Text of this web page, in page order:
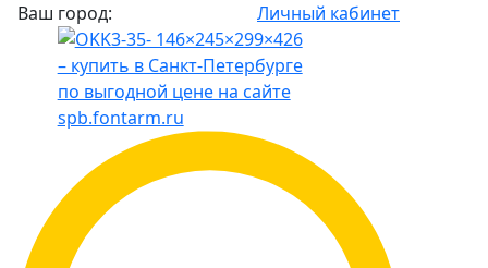
Ваш город: Личный кабинет